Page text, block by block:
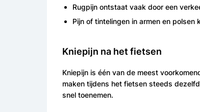
Rugpijn ontstaat vaak door een
Pijn of tintelingen in armen en
Kniepijn na het fietsen
Kniepijn is één van de meest
maken tijdens het fietsen steeds
snel toenemen.